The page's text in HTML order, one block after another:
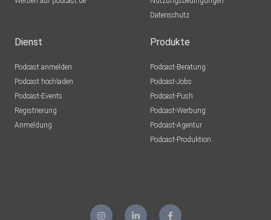
Datenschutz
Dienst
Podcast anmelden
Podcast hochladen
Podcast-Events
Registrierung
Anmeldung
Produkte
Podcast-Beratung
Podcast-Jobs
Podcast-Push
Podcast-Werbung
Podcast-Agentur
Podcast-Produktion